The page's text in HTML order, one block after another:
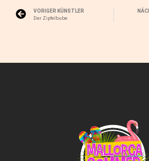
VORIGER KÜNSTLER
Der Zipfelbube